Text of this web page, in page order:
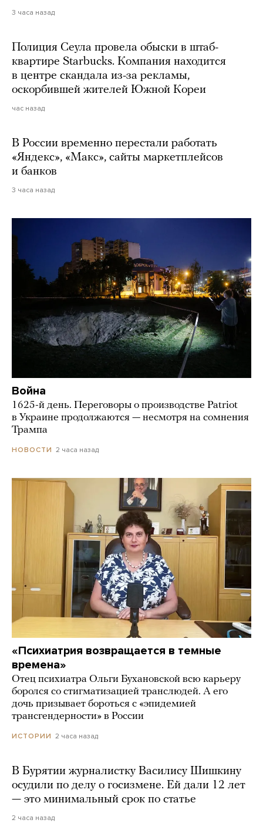
3 часа назад
Полиция Сеула провела обыски в штаб-
квартире Starbucks. Компания находится
в центре скандала из-за рекламы,
оскорбившей жителей Южной Кореи
час назад
В России временно перестали работать
«Яндекс», «Макс», сайты маркетплейсов
и банков
3 часа назад
Война
1625-й день. Переговоры о производстве Patriot
в Украине продолжаются — несмотря на сомнения
Трампа
НОВОСТИ 2 часа назад
«Психиатрия возвращается в темные
времена»
Отец психиатра Ольги Бухановской всю карьеру
боролся со стигматизацией транслюдей. А его
дочь призывает бороться с «эпидемией
трансгендерности» в России
ИСТОРИИ 2 часа назад
В Бурятии журналистку Василису Шишкину
осудили по делу о госизмене. Ей дали 12 лет
— это минимальный срок по статье
2 часа назад